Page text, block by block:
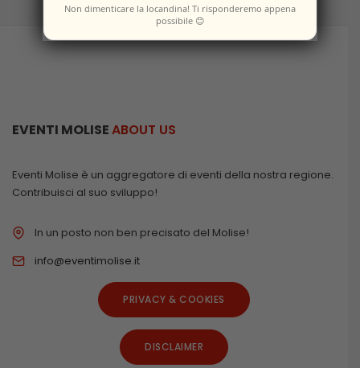
EVENTI MOLISEABOUT US
Eventi Molise è un aggregatore di eventi della nostra regione.
Contribuisci al suo sviluppo!
In un posto non ben precisato del Molise!
info@eventimolise.it
PRIVACY & COOKIES
DISCLAIMER
Non dimenticare la locandina! Ti risponderemo appena
possibile 😊